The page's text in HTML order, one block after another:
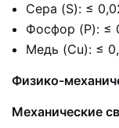
Сера (S): ≤
Фосфор (P): ≤
Медь (Cu): ≤
Физико-
Механические